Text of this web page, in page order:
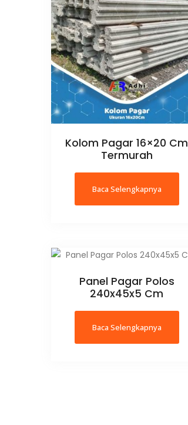
Kolom Pagar 16×20 Cm
Termurah
Baca Selengkapnya
Panel Pagar Polos
240x45x5 Cm
Baca Selengkapnya